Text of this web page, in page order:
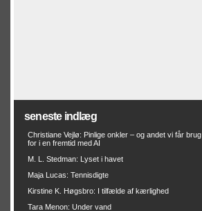
seneste indlæg
Christiane Vejlø: Pinlige onkler – og andet vi får brug
for i en fremtid med AI
M. L. Stedman: Lyset i havet
Maja Lucas: Tennisdigte
Kirstine K. Høgsbro: I tilfælde af kærlighed
Tara Menon: Under vand